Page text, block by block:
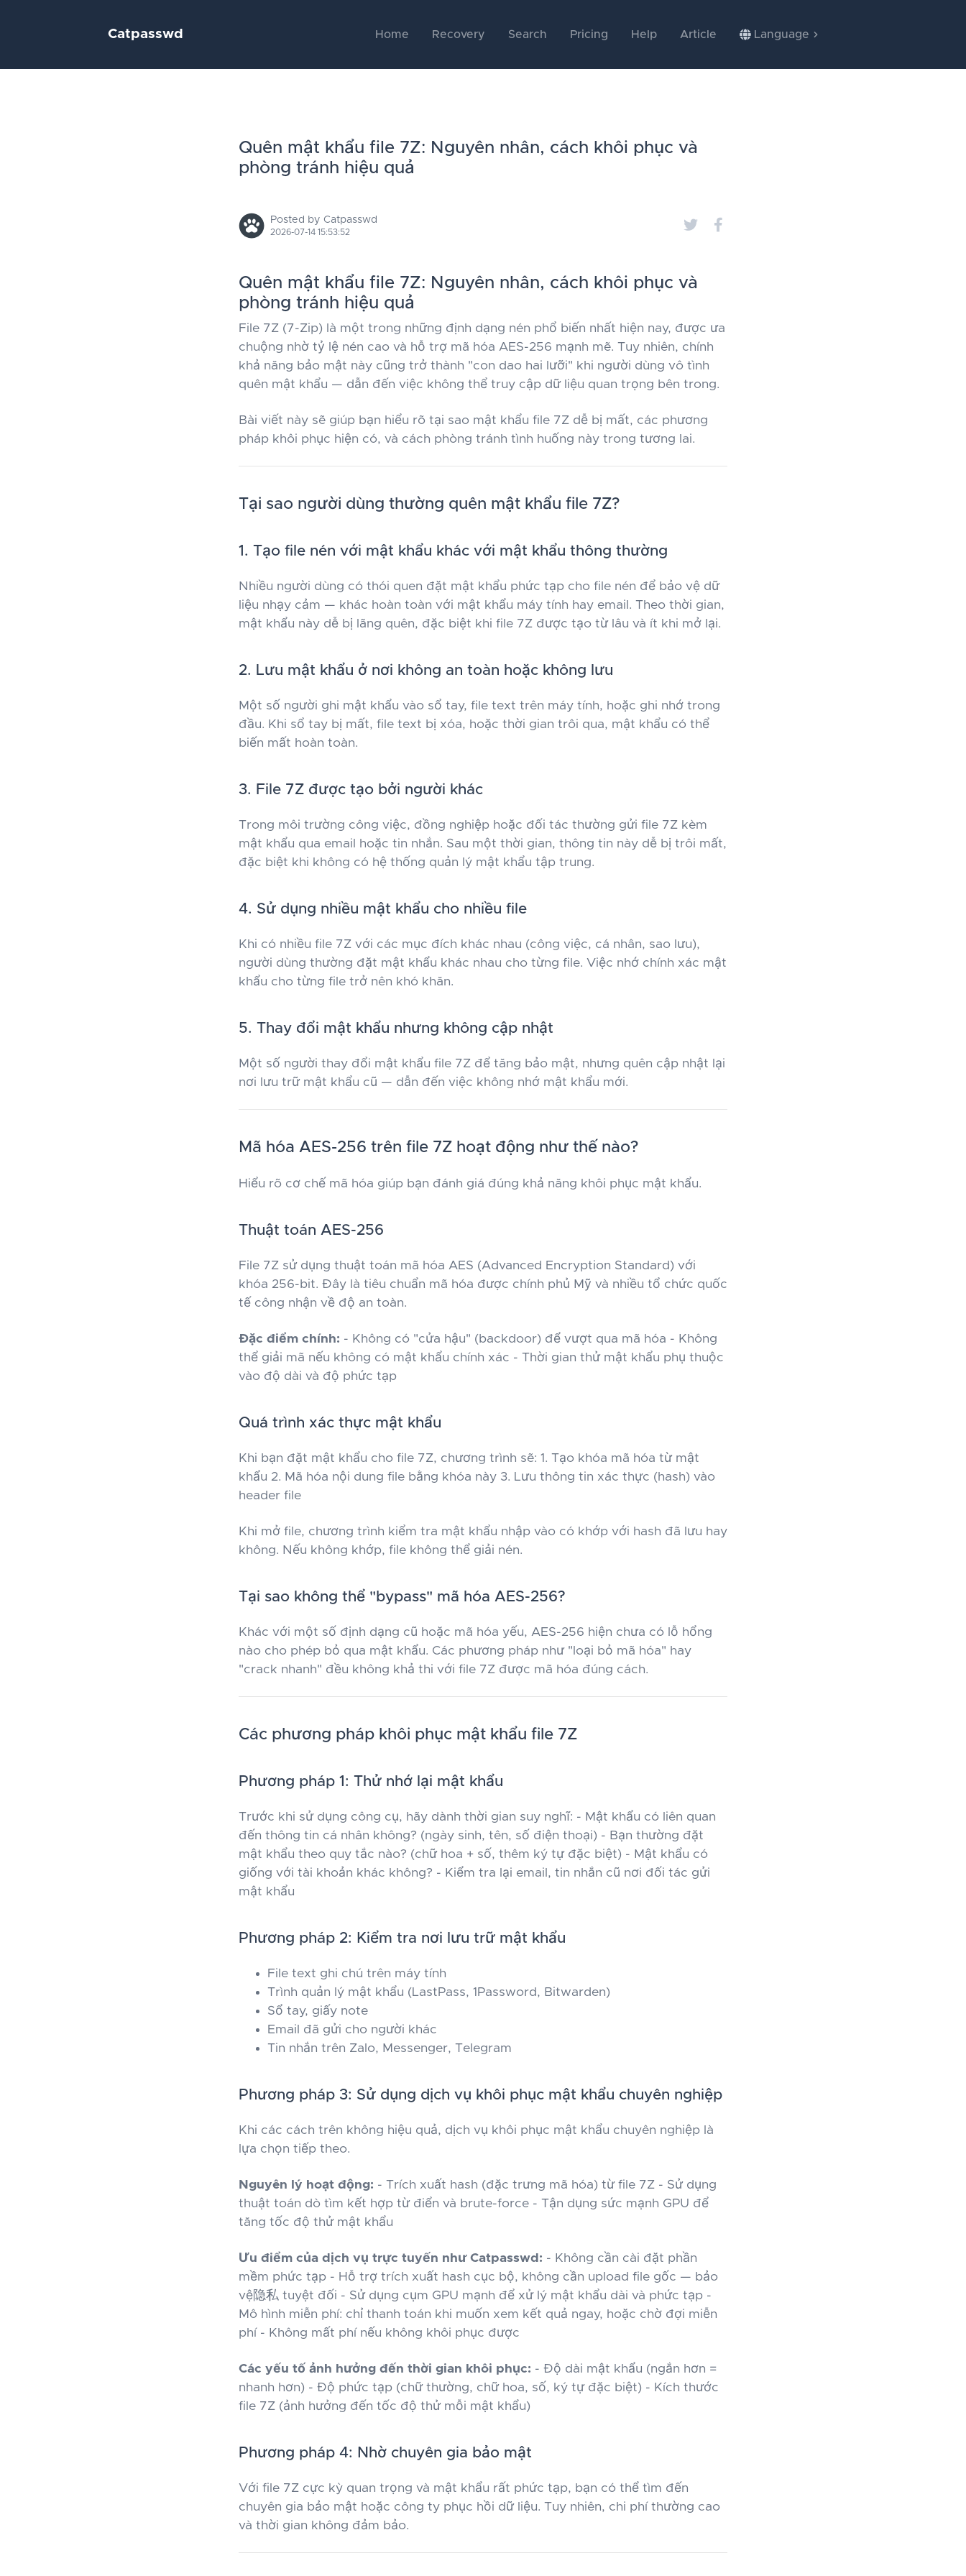
Catpasswd Home Recovery Search Pricing Help Article Language
Quên mật khẩu file 7Z: Nguyên nhân, cách khôi phục và
phòng tránh hiệu quả
Posted by Catpasswd
2026-07-14 15:53:52
Quên mật khẩu file 7Z: Nguyên nhân, cách khôi phục và
phòng tránh hiệu quả
File 7Z (7-Zip) là một trong những định dạng nén phổ biến nhất hiện nay, được ưa
chuộng nhờ tỷ lệ nén cao và hỗ trợ mã hóa AES-256 mạnh mẽ. Tuy nhiên, chính
khả năng bảo mật này cũng trở thành "con dao hai lưỡi" khi người dùng vô tình
quên mật khẩu — dẫn đến việc không thể truy cập dữ liệu quan trọng bên trong.
Bài viết này sẽ giúp bạn hiểu rõ tại sao mật khẩu file 7Z dễ bị mất, các phương
pháp khôi phục hiện có, và cách phòng tránh tình huống này trong tương lai.
Tại sao người dùng thường quên mật khẩu file 7Z?
1. Tạo file nén với mật khẩu khác với mật khẩu thông thường
Nhiều người dùng có thói quen đặt mật khẩu phức tạp cho file nén để bảo vệ dữ
liệu nhạy cảm — khác hoàn toàn với mật khẩu máy tính hay email. Theo thời gian,
mật khẩu này dễ bị lãng quên, đặc biệt khi file 7Z được tạo từ lâu và ít khi mở lại.
2. Lưu mật khẩu ở nơi không an toàn hoặc không lưu
Một số người ghi mật khẩu vào sổ tay, file text trên máy tính, hoặc ghi nhớ trong
đầu. Khi sổ tay bị mất, file text bị xóa, hoặc thời gian trôi qua, mật khẩu có thể
biến mất hoàn toàn.
3. File 7Z được tạo bởi người khác
Trong môi trường công việc, đồng nghiệp hoặc đối tác thường gửi file 7Z kèm
mật khẩu qua email hoặc tin nhắn. Sau một thời gian, thông tin này dễ bị trôi mất,
đặc biệt khi không có hệ thống quản lý mật khẩu tập trung.
4. Sử dụng nhiều mật khẩu cho nhiều file
Khi có nhiều file 7Z với các mục đích khác nhau (công việc, cá nhân, sao lưu),
người dùng thường đặt mật khẩu khác nhau cho từng file. Việc nhớ chính xác mật
khẩu cho từng file trở nên khó khăn.
5. Thay đổi mật khẩu nhưng không cập nhật
Một số người thay đổi mật khẩu file 7Z để tăng bảo mật, nhưng quên cập nhật lại
nơi lưu trữ mật khẩu cũ — dẫn đến việc không nhớ mật khẩu mới.
Mã hóa AES-256 trên file 7Z hoạt động như thế nào?
Hiểu rõ cơ chế mã hóa giúp bạn đánh giá đúng khả năng khôi phục mật khẩu.
Thuật toán AES-256
File 7Z sử dụng thuật toán mã hóa AES (Advanced Encryption Standard) với
khóa 256-bit. Đây là tiêu chuẩn mã hóa được chính phủ Mỹ và nhiều tổ chức quốc
tế công nhận về độ an toàn.
Đặc điểm chính: - Không có "cửa hậu" (backdoor) để vượt qua mã hóa - Không
thể giải mã nếu không có mật khẩu chính xác - Thời gian thử mật khẩu phụ thuộc
vào độ dài và độ phức tạp
Quá trình xác thực mật khẩu
Khi bạn đặt mật khẩu cho file 7Z, chương trình sẽ: 1. Tạo khóa mã hóa từ mật
khẩu 2. Mã hóa nội dung file bằng khóa này 3. Lưu thông tin xác thực (hash) vào
header file
Khi mở file, chương trình kiểm tra mật khẩu nhập vào có khớp với hash đã lưu hay
không. Nếu không khớp, file không thể giải nén.
Tại sao không thể "bypass" mã hóa AES-256?
Khác với một số định dạng cũ hoặc mã hóa yếu, AES-256 hiện chưa có lỗ hổng
nào cho phép bỏ qua mật khẩu. Các phương pháp như "loại bỏ mã hóa" hay
"crack nhanh" đều không khả thi với file 7Z được mã hóa đúng cách.
Các phương pháp khôi phục mật khẩu file 7Z
Phương pháp 1: Thử nhớ lại mật khẩu
Trước khi sử dụng công cụ, hãy dành thời gian suy nghĩ: - Mật khẩu có liên quan
đến thông tin cá nhân không? (ngày sinh, tên, số điện thoại) - Bạn thường đặt
mật khẩu theo quy tắc nào? (chữ hoa + số, thêm ký tự đặc biệt) - Mật khẩu có
giống với tài khoản khác không? - Kiểm tra lại email, tin nhắn cũ nơi đối tác gửi
mật khẩu
Phương pháp 2: Kiểm tra nơi lưu trữ mật khẩu
File text ghi chú trên máy tính
Trình quản lý mật khẩu (LastPass, 1Password, Bitwarden)
Sổ tay, giấy note
Email đã gửi cho người khác
Tin nhắn trên Zalo, Messenger, Telegram
Phương pháp 3: Sử dụng dịch vụ khôi phục mật khẩu chuyên nghiệp
Khi các cách trên không hiệu quả, dịch vụ khôi phục mật khẩu chuyên nghiệp là
lựa chọn tiếp theo.
Nguyên lý hoạt động: - Trích xuất hash (đặc trưng mã hóa) từ file 7Z - Sử dụng
thuật toán dò tìm kết hợp từ điển và brute-force - Tận dụng sức mạnh GPU để
tăng tốc độ thử mật khẩu
Ưu điểm của dịch vụ trực tuyến như Catpasswd: - Không cần cài đặt phần
mềm phức tạp - Hỗ trợ trích xuất hash cục bộ, không cần upload file gốc — bảo
vệ隐私 tuyệt đối - Sử dụng cụm GPU mạnh để xử lý mật khẩu dài và phức tạp -
Mô hình miễn phí: chỉ thanh toán khi muốn xem kết quả ngay, hoặc chờ đợi miễn
phí - Không mất phí nếu không khôi phục được
Các yếu tố ảnh hưởng đến thời gian khôi phục: - Độ dài mật khẩu (ngắn hơn =
nhanh hơn) - Độ phức tạp (chữ thường, chữ hoa, số, ký tự đặc biệt) - Kích thước
file 7Z (ảnh hưởng đến tốc độ thử mỗi mật khẩu)
Phương pháp 4: Nhờ chuyên gia bảo mật
Với file 7Z cực kỳ quan trọng và mật khẩu rất phức tạp, bạn có thể tìm đến
chuyên gia bảo mật hoặc công ty phục hồi dữ liệu. Tuy nhiên, chi phí thường cao
và thời gian không đảm bảo.